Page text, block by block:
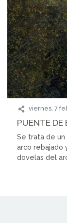
viernes, 7
PUENTE DE
Se trata de
arco rebajado
dovelas del